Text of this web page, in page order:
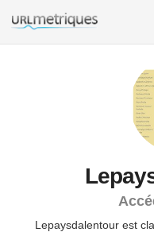
Lepaysdalentour est